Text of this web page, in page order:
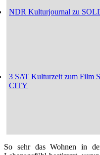
NDR Kulturjournal zu
3 SAT Kulturzeit zum Film
CITY
So sehr das Wohnen in